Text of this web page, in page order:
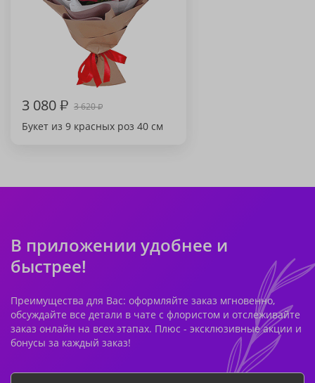
3 080₽ 3 620₽
Букет из 9 красных роз 40 см
В приложении удобнее и
быстрее!
Преимущества для Вас: оформляйте заказ мгновенно,
обсуждайте все детали в чате с флористом и отслеживайте
заказ онлайн на всех этапах. Плюс - эксклюзивные акции и
бонусы за каждый заказ!